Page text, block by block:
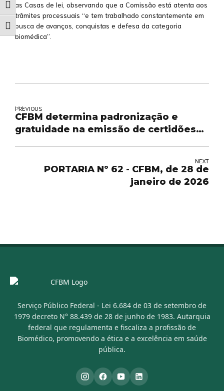
Alternar alto contraste
Alternar tamanho da fonte
as Casas de lei, observando que a Comissão está atenta aos
trâmites processuais “e tem trabalhado constantemente em
busca de avanços, conquistas e defesa da categoria
biomédica”.
PREVIOUS
CFBM determina padronização e
gratuidade na emissão de certidões
NEXT
PORTARIA Nº 62 - CFBM, de 28 de
janeiro de 2026
Serviço Público Federal - Lei 6.684 de 03 de setembro de
1979 decreto N° 88.439 de 28 de junho de 1983. Autarquia
federal que regulamenta e fiscaliza a profissão de
Biomédico, promovendo a ética e a excelência em saúde
pública.